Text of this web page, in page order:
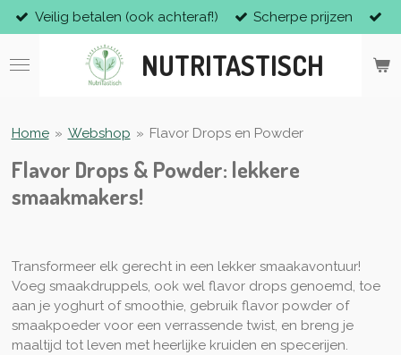
Ga
direct
naar
NUTRITASTISCH
Veilig betalen (ook achteraf!) Scherpe prijzen
Home » Webshop » Flavor Drops en Powder
Flavor Drops & Powder: lekkere
smaakmakers!
Transformeer elk gerecht in een lekker smaakavontuur!
Voeg smaakdruppels, ook wel flavor drops genoemd, toe
aan je yoghurt of smoothie, gebruik flavor powder of
smaakpoeder voor een verrassende twist, en breng je
maaltijd tot leven met heerlijke kruiden en specerijen.